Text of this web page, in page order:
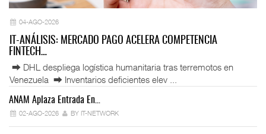
04-AGO-2026
IT-ANÁLISIS: MERCADO PAGO ACELERA COMPETENCIA
FINTECH…
⮕ DHL despliega logística humanitaria tras terremotos en
Venezuela ⮕ Inventarios deficientes elev ...
ANAM Aplaza Entrada En…
02-AGO-2026 BY IT-NETWORK